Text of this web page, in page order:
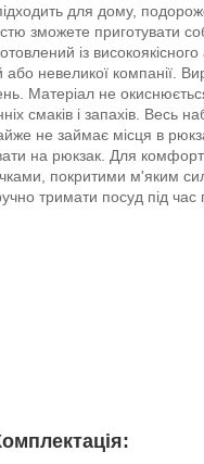
для дому,
зможете приготувати
із
невеликої компанії.
Матеріал не
смаків і запахів. Весь
не займає місця в
на рюкзак. Для
покритими м'яким
тримати посуд під час
: